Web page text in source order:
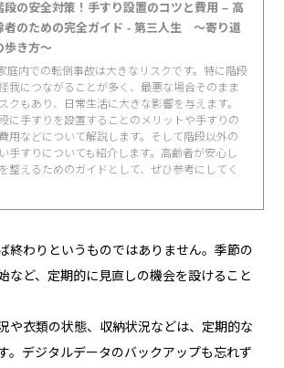
段の安全対策！手すり設置のコツと費用 – 高
者のための完全ガイド - 第三人生 〜寄り道
歩き方〜
庭内での転倒事故は大きなリスクです。特に階段
我につながることが多く、最悪な場合そのまま
クもあり、日常生活に大きな影響を与えます。
に手すりを設置することのメリットや手すりの
用などについて解説します。そして階段以外の
手すりについても紹介します。高齢者が安心し
整えるためのガイドとして、ぜひ参考にしてく
終わりというものではありません。季節の
など、定期的に見直しの機会を設けること
や衣類の状態、収納状況などは、定期的な
。デジタルデータのバックアップも忘れず